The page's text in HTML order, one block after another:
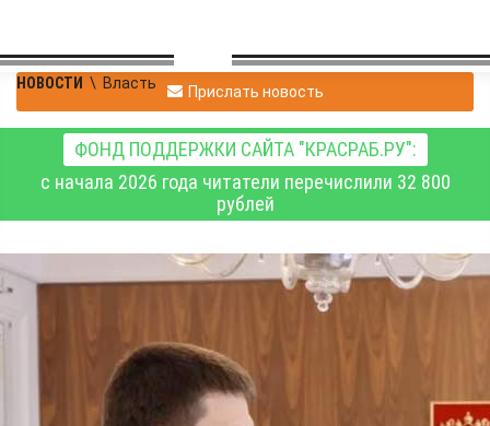
НОВОСТИ \ Власть Прислать новость
ФОНД ПОДДЕРЖКИ САЙТА "КРАСРАБ.РУ":
с начала 2026 года читатели перечислили 32 800
рублей
Новым министром
спорта Красноярского
края стал Алексей
Маслов